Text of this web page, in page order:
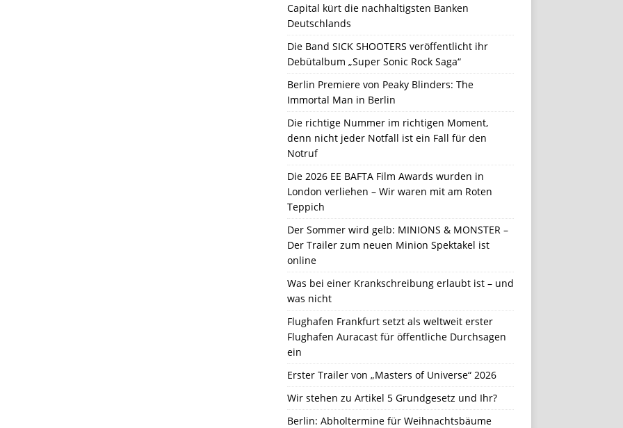
Capital kürt die nachhaltigsten Banken
Deutschlands
Die Band SICK SHOOTERS veröffentlicht ihr
Debütalbum „Super Sonic Rock Saga“
Berlin Premiere von Peaky Blinders: The
Immortal Man in Berlin
Die richtige Nummer im richtigen Moment,
denn nicht jeder Notfall ist ein Fall für den
Notruf
Die 2026 EE BAFTA Film Awards wurden in
London verliehen – Wir waren mit am Roten
Teppich
Der Sommer wird gelb: MINIONS & MONSTER –
Der Trailer zum neuen Minion Spektakel ist
online
Was bei einer Krankschreibung erlaubt ist – und
was nicht
Flughafen Frankfurt setzt als weltweit erster
Flughafen Auracast für öffentliche Durchsagen
ein
Erster Trailer von „Masters of Universe“ 2026
Wir stehen zu Artikel 5 Grundgesetz und Ihr?
Berlin: Abholtermine für Weihnachtsbäume